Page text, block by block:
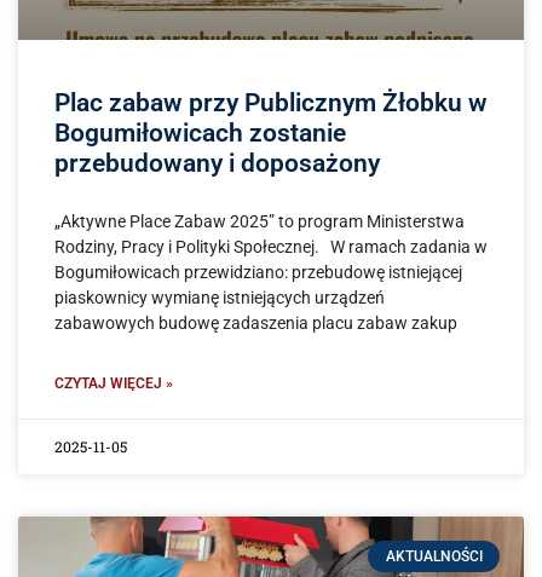
Plac zabaw przy Publicznym Żłobku w
Bogumiłowicach zostanie
przebudowany i doposażony
„Aktywne Place Zabaw 2025” to program Ministerstwa
Rodziny, Pracy i Polityki Społecznej. W ramach zadania w
Bogumiłowicach przewidziano: przebudowę istniejącej
piaskownicy wymianę istniejących urządzeń
zabawowych budowę zadaszenia placu zabaw zakup
CZYTAJ WIĘCEJ »
2025-11-05
AKTUALNOŚCI